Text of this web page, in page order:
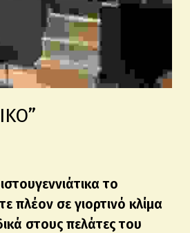
το
πλέον σε γιορτινό κλίμα
στους πελάτες του